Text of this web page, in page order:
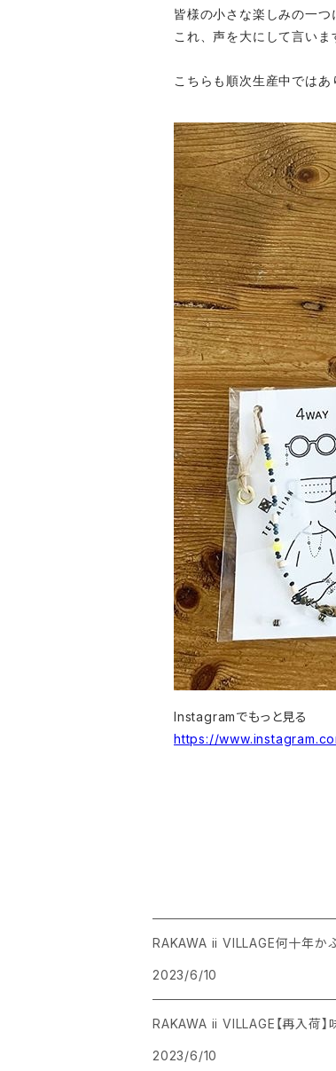
皆様の小さな楽しみの一つ
これ、声を大にして言い
こちらも順次生産中では
Instagramでもっと見る
https://
RAKAWA ii VILLAGE何十年か
2023/6/10
RAKAWA ii VILLAGE【再入荷】
2023/6/10